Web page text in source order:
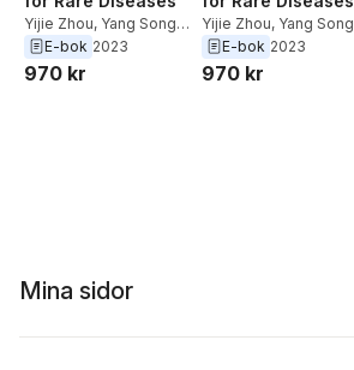
Yijie Zhou, Yang Song,
Bo Yang
E-bok 2023
970 kr
Yijie Zhou, Yang Song
Bo Yang
E-bok 2023
970 kr
Mina sidor